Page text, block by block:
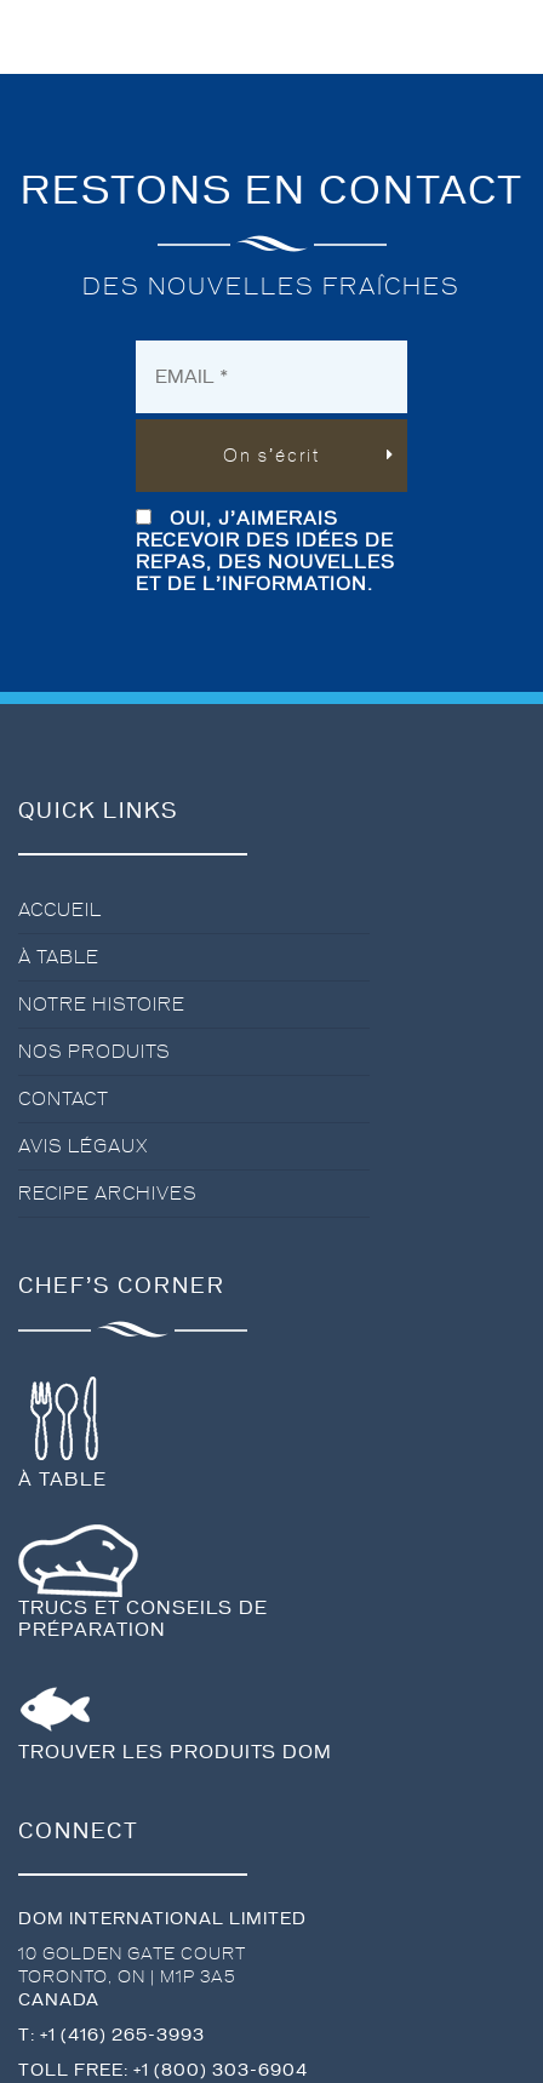
RESTONS EN CONTACT
DES NOUVELLES FRAÎCHES
On s’écrit
OUI, J’AIMERAIS
RECEVOIR DES IDÉES DE
REPAS, DES NOUVELLES
ET DE L’INFORMATION.
QUICK LINKS
ACCUEIL
À TABLE
NOTRE HISTOIRE
NOS PRODUITS
CONTACT
AVIS LÉGAUX
RECIPE ARCHIVES
CHEF’S CORNER
À TABLE
TRUCS ET CONSEILS DE
PRÉPARATION
TROUVER LES PRODUITS DOM
CONNECT
DOM INTERNATIONAL LIMITED
10 GOLDEN GATE COURT
TORONTO, ON
M1P 3A5
CANADA
T: +1 (416) 265-3993
TOLL FREE: +1 (800) 303-6904